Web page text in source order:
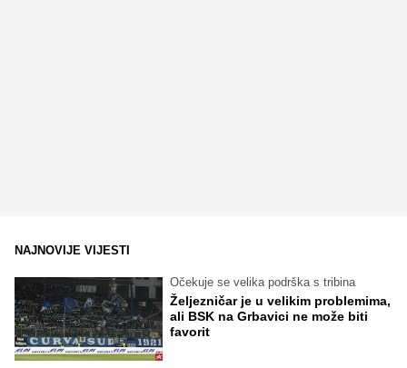
NAJNOVIJE VIJESTI
Očekuje se velika podrška s tribina
Željezničar je u velikim problemima,
ali BSK na Grbavici ne može biti
favorit